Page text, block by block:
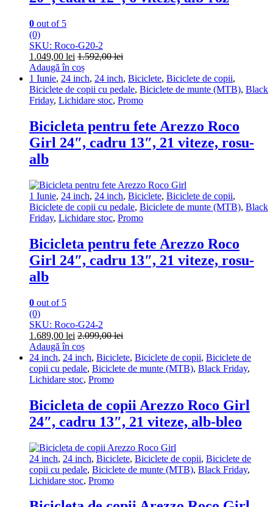
0 out of 5
(0)
SKU: Roco-G20-2
1.049,00 lei 1.592,00lei
Adaugă în coș
1 Iunie, 24 inch, 24 inch, Biciclete, Biciclete de copii,
Biciclete de copii cu pedale, Biciclete de munte (MTB), Black
Friday, Lichidare stoc, Promo
Bicicleta pentru fete Arezzo Roco
Girl 24″, cadru 13″, 21 viteze, rosu-
alb
1 Iunie, 24 inch, 24 inch, Biciclete, Biciclete de copii,
Biciclete de copii cu pedale, Biciclete de munte (MTB), Black
Friday, Lichidare stoc, Promo
Bicicleta pentru fete Arezzo Roco
Girl 24″, cadru 13″, 21 viteze, rosu-
alb
0 out of 5
(0)
SKU: Roco-G24-2
1.689,00 lei 2.099,00lei
Adaugă în coș
24 inch, 24 inch, Biciclete, Biciclete de copii, Biciclete de
copii cu pedale, Biciclete de munte (MTB), Black Friday,
Lichidare stoc, Promo
Bicicleta de copii Arezzo Roco Girl
24″, cadru 13″, 21 viteze, alb-bleo
24 inch, 24 inch, Biciclete, Biciclete de copii, Biciclete de
copii cu pedale, Biciclete de munte (MTB), Black Friday,
Lichidare stoc, Promo